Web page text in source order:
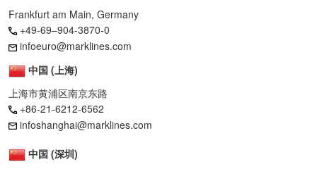
Frankfurt am Main, Germany
+49-69–904-3870-0
infoeuro@marklines.com
中国 (上海)
上海市黄浦区南京东路
+86-21-6212-6562
infoshanghai@marklines.com
中国 (深圳)